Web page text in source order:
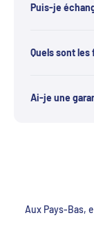
Puis-je
Quels sont
Ai-je une
Aux Pays-Bas,